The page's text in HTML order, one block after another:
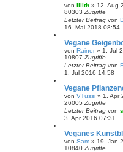
von illith » 12. Aug
80303 Zugriffe
Letzter Beitrag von
16. Mai 2018 08:54
Vegane
von Rainer» 1. Jul
10807 Zugriffe
Letzter Beitrag von
1. Jul 2016 14:58
Vegane
von VTussi » 1. Apr
26005 Zugriffe
Letzter Beitrag von
3. Apr 2016 07:31
Veganes
von Sam » 19. Jan
10840 Zugriffe